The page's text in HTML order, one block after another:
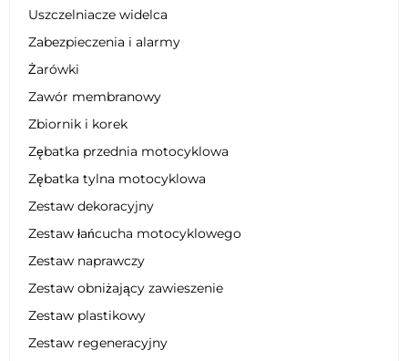
Uszczelniacze widelca
Zabezpieczenia i alarmy
Żarówki
Zawór membranowy
Zbiornik i korek
Zębatka przednia motocyklowa
Zębatka tylna motocyklowa
Zestaw dekoracyjny
Zestaw łańcucha motocyklowego
Zestaw naprawczy
Zestaw obniżający zawieszenie
Zestaw plastikowy
Zestaw regeneracyjny